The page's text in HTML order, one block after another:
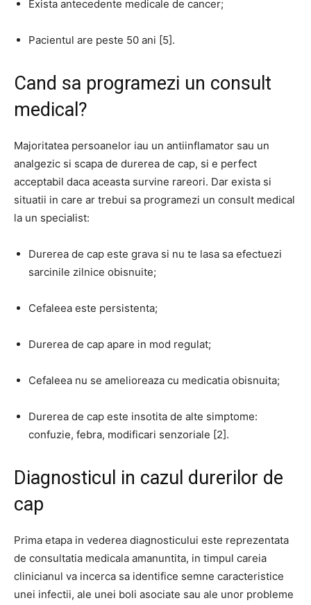
Exista antecedente medicale de cancer;
Pacientul are peste 50 ani [5].
Cand sa programezi un consult
medical?
Majoritatea persoanelor iau un antiinflamator sau un
analgezic si scapa de durerea de cap, si e perfect
acceptabil daca aceasta survine rareori. Dar exista si
situatii in care ar trebui sa programezi un consult medical
la un specialist:
Durerea de cap este grava si nu te lasa sa efectuezi
sarcinile zilnice obisnuite;
Cefaleea este persistenta;
Durerea de cap apare in mod regulat;
Cefaleea nu se amelioreaza cu medicatia obisnuita;
Durerea de cap este insotita de alte simptome:
confuzie, febra, modificari senzoriale [2].
Diagnosticul in cazul durerilor de
cap
Prima etapa in vederea diagnosticului este reprezentata
de consultatia medicala amanuntita, in timpul careia
clinicianul va incerca sa identifice semne caracteristice
unei infectii, ale unei boli asociate sau ale unor probleme